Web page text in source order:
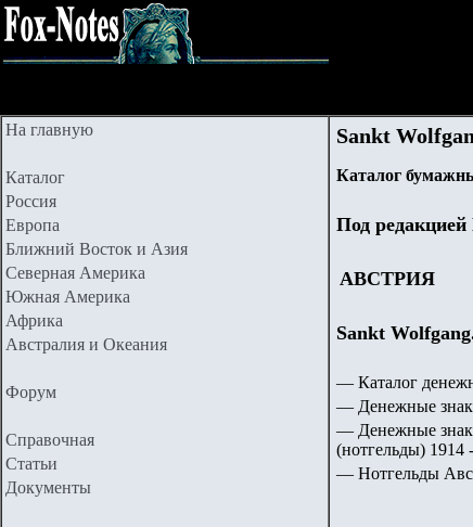
На главную
Каталог
Россия
Европа
Ближний Восток и Азия
Северная Америка
Южная Америка
Африка
Австралия и Океания
Форум
Справочная
Статьи
Документы
Sankt
Каталог
Под
АВСТРИЯ
Sankt
— Каталог
— Денежные
— Денежные
(нотгельды) 1914
— Нотгельды